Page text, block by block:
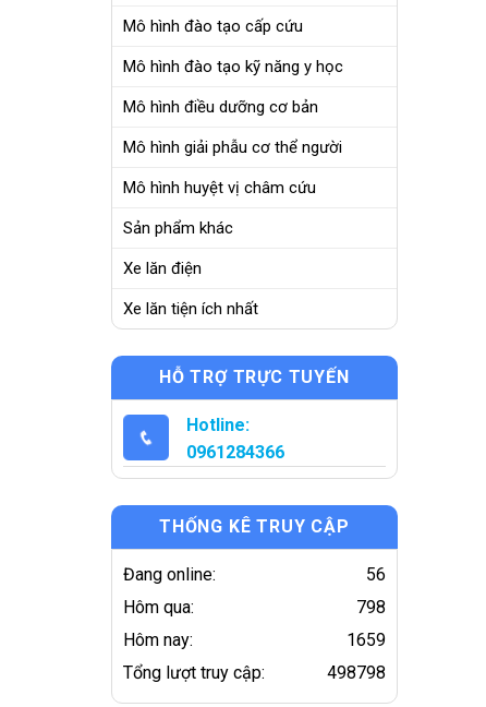
Mô hình đào tạo cấp cứu
Mô hình đào tạo kỹ năng y học
Mô hình điều dưỡng cơ bản
Mô hình giải phẫu cơ thể người
Mô hình huyệt vị châm cứu
Sản phẩm khác
Xe lăn điện
Xe lăn tiện ích nhất
HỖ TRỢ TRỰC TUYẾN
Hotline:
0961284366
THỐNG KÊ TRUY CẬP
Đang online:
56
Hôm qua:
798
Hôm nay:
1659
Tổng lượt truy cập:
498798